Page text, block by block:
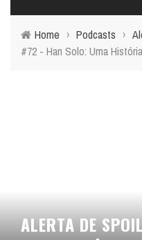
Home › Podcasts ›
#72 - Han Solo: Uma
ALERTA DE